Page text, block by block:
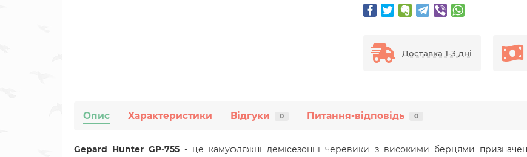
Доставка 1-3 дні
Опис Характеристики Відгуки 0 Питання-відповідь 0
Gepard Hunter GP-755 - це камуфляжні демісезонні черевики з високими берцями